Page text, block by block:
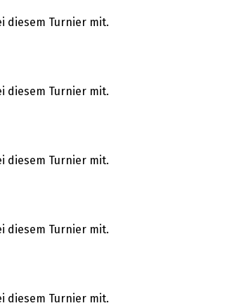
diesem Turnier mit.
diesem Turnier mit.
diesem Turnier mit.
diesem Turnier mit.
diesem Turnier mit.